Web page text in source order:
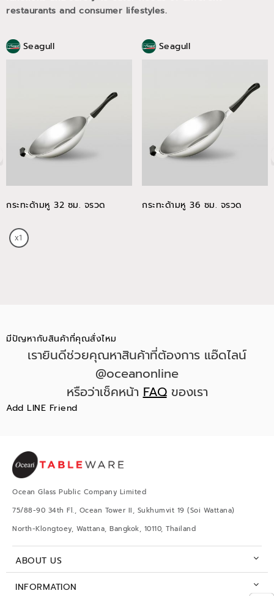
restaurants and consumer lifestyles.
Seagull
กระทะด้ามหู 32 ซม. จรวด
Seagull
กระทะด้ามหู 36 ซม. จรวด
มีปัญหากับสินค้าที่คุณสั่งไหม
เรายินดีช่วยคุณหาสินค้าที่ต้องการ แอ๊ดไลน์
@oceanonline
หรือว่าเช็คหน้าFAQของเรา
Add LINE Friend
Ocean Glass Public Company Limited
75/88-90 34th Fl., Ocean Tower II, Sukhumvit 19 (Soi Wattana)
North-Klongtoey, Wattana, Bangkok, 10110, Thailand
ABOUT US
INFORMATION